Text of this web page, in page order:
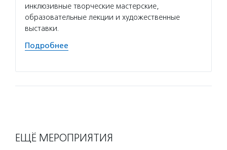
инклюзивные творческие мастерские,
образовательные лекции и художественные
выставки.
Подробнее
ЕЩЁ МЕРОПРИЯТИЯ